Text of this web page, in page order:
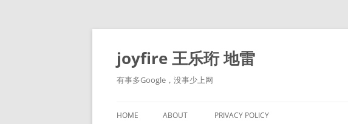
Skip
content
joyfire 王乐珩 地雷
有事多Google，没事少上网
HOME ABOUT PRIVACY POLICY